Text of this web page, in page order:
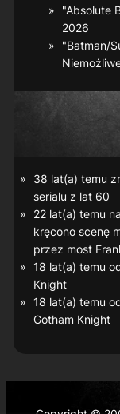
"Absolute
2026
"Batman/
38 lat(a) temu
serialu z lat 60
22 lat(a) temu
kręcono scenę
przez most
18 lat(a) temu
Knight
18 lat(a) temu
Gotham Knight